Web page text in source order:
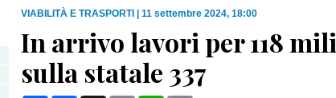
VIABILITÀ E TRASPORTI 11 settembre 2024, 18:00
In arrivo lavori per 118
sulla statale 337